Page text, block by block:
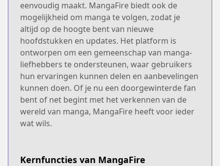
eenvoudig maakt. MangaFire biedt ook de
mogelijkheid om manga te volgen, zodat je
altijd op de hoogte bent van nieuwe
hoofdstukken en updates. Het platform is
ontworpen om een gemeenschap van manga-
liefhebbers te ondersteunen, waar gebruikers
hun ervaringen kunnen delen en aanbevelingen
kunnen doen. Of je nu een doorgewinterde fan
bent of net begint met het verkennen van de
wereld van manga, MangaFire heeft voor ieder
wat wils.
Kernfuncties van MangaFire